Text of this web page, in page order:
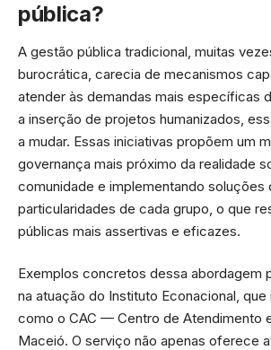
pública?
A gestão pública tradicional, muitas
burocrática, carecia de mecanismos
atender às demandas mais específicas
a inserção de projetos humanizados,
a mudar. Essas iniciativas propõem um
governança mais próximo da realidade
comunidade e implementando soluções
particularidades de cada grupo, o que
públicas mais assertivas e eficazes.
Exemplos concretos dessa abordagem
na atuação do Instituto Econacional,
como o CAC — Centro de Atendimento
Maceió. O serviço não apenas oferece